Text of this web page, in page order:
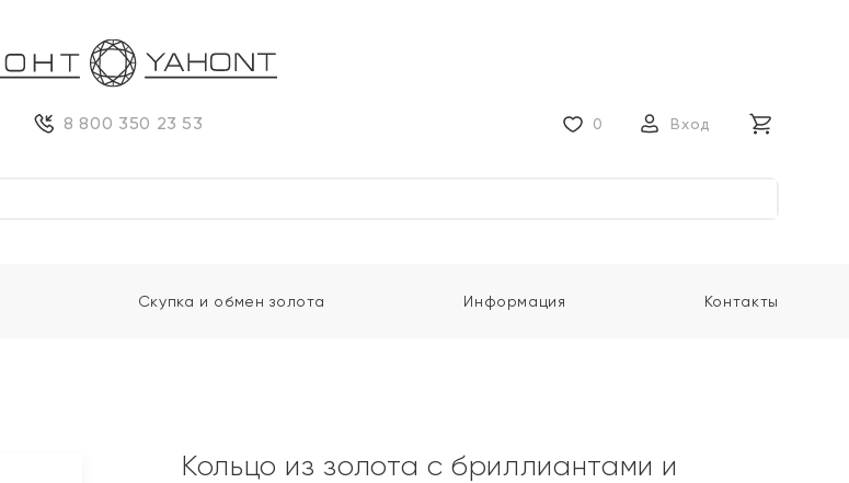
8 800 350 23 53 0 Вход
Скупка и обмен золота Информация Контакты
Кольцо из золота с бриллиантами и